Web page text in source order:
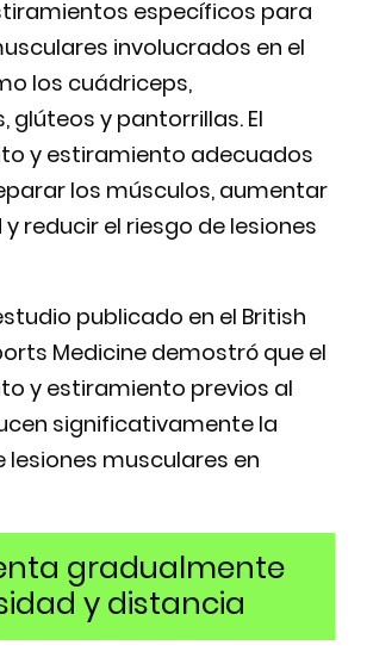
específicos para
involucrados en el
los cuádriceps,
glúteos y pantorrillas. El
y estiramiento adecuados
los músculos, aumentar
reducir el riesgo de lesiones
publicado en el British
Medicine demostró que el
y estiramiento previos al
significativamente la
lesiones musculares en
gradualmente
y distancia